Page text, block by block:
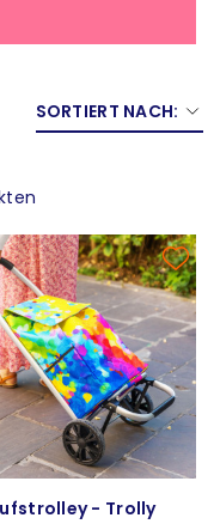
SORTIERT NACH:
Einkaufstrolley - Trolly